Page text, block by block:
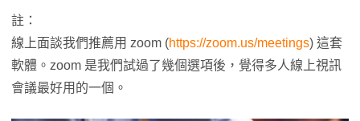
註：
線上面談我們推薦用 zoom (https://zoom.us/meetings) 這套
軟體。zoom 是我們試過了幾個選項後，覺得多人線上視訊
會議最好用的一個。